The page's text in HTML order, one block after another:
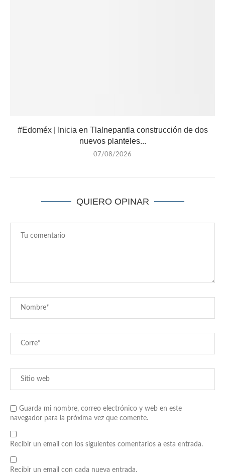
#Edoméx | Inicia en Tlalnepantla construcción de dos
nuevos planteles...
07/08/2026
QUIERO OPINAR
Guarda mi nombre, correo electrónico y web en este
navegador para la próxima vez que comente.
Recibir un email con los siguientes comentarios a esta entrada.
Recibir un email con cada nueva entrada.